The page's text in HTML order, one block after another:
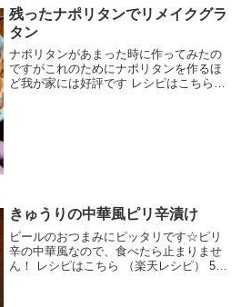
前後 材料茹でたこの頭さやいんげんなど
緑野菜★衣...
残ったナポリタンでリメイクグラ
タン
ナポリタンがあまった時に作ってみたの
ですがこれのためにナポリタンを作るほ
ど我が家には好評です レシピはこちら
きゅうりの中華風ピリ辛漬け
ビールのおつまみにピッタリです☆ピリ
辛の中華風なので、食べたら止まりませ
ん！ レシピはこちら （楽天レシピ） 5分